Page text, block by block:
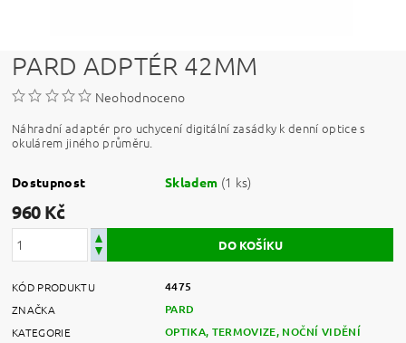
PARD ADPTÉR 42MM
Neohodnoceno
Náhradní adaptér pro uchycení digitální zasádky k denní optice s
okulárem jiného průměru.
Dostupnost Skladem (1 ks)
960 Kč
KÓD PRODUKTU 4475
ZNAČKA PARD
KATEGORIE OPTIKA, TERMOVIZE, NOČNÍ VIDĚNÍ